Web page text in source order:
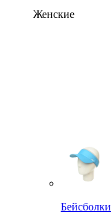
Женские
Бейсболки